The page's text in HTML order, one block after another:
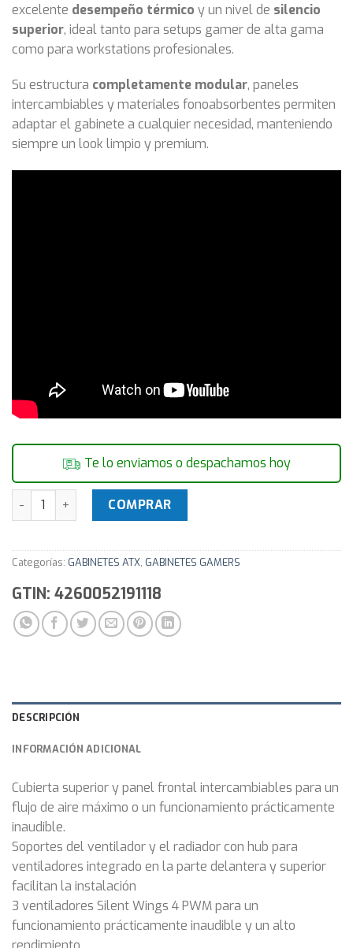
excelente desempeño térmico y un nivel de silencio
superior, ideal tanto para setups gamer de alta gama
como para workstations profesionales.
Su estructura completamente modular, paneles
intercambiables y materiales fonoabsorbentes permiten
adaptar el gabinete a cualquier necesidad, manteniendo
siempre un look limpio y premium.
Te lo enviamos o despachamos hoy
Gabinete Gamer be quiet! Dark Base Pro 901 Blanco -
COMPRAR
Categorías: GABINETES ATX, GABINETES GAMERS
GTIN: 4260052191118
DESCRIPCIÓN
INFORMACIÓN ADICIONAL
Cubierta superior y panel frontal intercambiables para un
flujo de aire máximo o un funcionamiento prácticamente
inaudible.
Soportes del ventilador y el radiador con hub para
ventiladores integrado en la parte delantera y superior
facilitan la instalación
3 ventiladores Silent Wings 4 PWM para un
funcionamiento prácticamente inaudible y un alto